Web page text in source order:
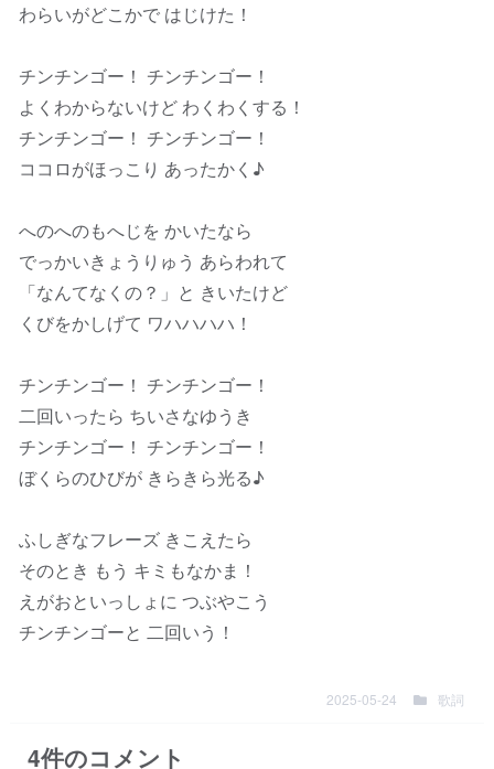
わらいがどこかで はじけた！
チンチンゴー！ チンチンゴー！
よくわからないけど わくわくする！
チンチンゴー！ チンチンゴー！
ココロがほっこり あったかく♪
へのへのもへじを かいたなら
でっかいきょうりゅう あらわれて
「なんてなくの？」と きいたけど
くびをかしげて ワハハハハ！
チンチンゴー！ チンチンゴー！
二回いったら ちいさなゆうき
チンチンゴー！ チンチンゴー！
ぼくらのひびが きらきら光る♪
ふしぎなフレーズ きこえたら
そのとき もう キミもなかま！
えがおといっしょに つぶやこう
チンチンゴーと 二回いう！
2025-05-24 歌詞
4件のコメント